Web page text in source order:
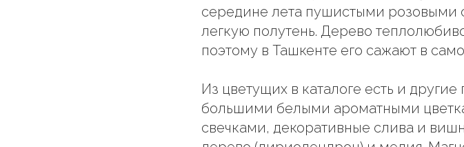
середине лета пушистыми розовыми
легкую полутень. Дерево
поэтому в Ташкенте его сажают в
Из цветущих в каталоге есть и
большими белыми ароматными
свечками, декоративные слива и